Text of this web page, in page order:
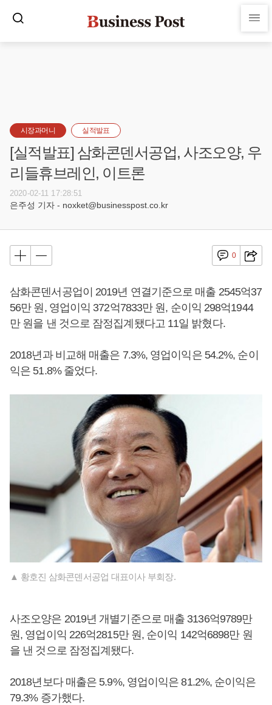
시장과머니 실적발표
[실적발표] 삼화콘덴서공업, 사조오양, 우
리들휴브레인, 이트론
2020-02-11 17:28:51
은주성 기자 - noxket@businesspost.co.kr
0
삼화콘덴서공업이 2019년 연결기준으로 매출 2545억37
56만 원, 영업이익 372억7833만 원, 순이익 298억1944
만 원을 낸 것으로 잠정집계됐다고 11일 밝혔다.
2018년과 비교해 매출은 7.3%, 영업이익은 54.2%, 순이
익은 51.8% 줄었다.
▲ 황호진 삼화콘덴서공업 대표이사 부회장.
사조오양은 2019년 개별기준으로 매출 3136억9789만
원, 영업이익 226억2815만 원, 순이익 142억6898만 원
을 낸 것으로 잠정집계됐다.
2018년보다 매출은 5.9%, 영업이익은 81.2%, 순이익은
79.3% 증가했다.